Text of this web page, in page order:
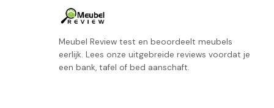
Meubel Review test en beoordeelt meubels
eerlijk. Lees onze uitgebreide reviews voordat je
een bank, tafel of bed aanschaft.